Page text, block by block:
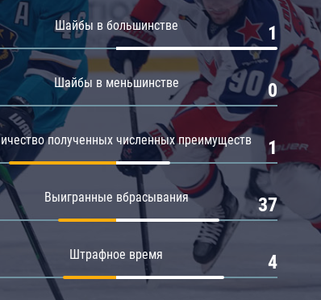
Амур
Барыс
Салават Юлаев
Шайбы в большинстве 1
Шайбы в меньшинстве 0
полученных численных преимуществ 1
Выигранные вбрасывания 37
Штрафное время 4